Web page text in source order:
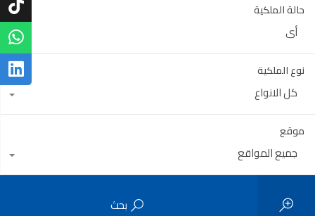
حالة الملكية
أي
نوع الملكية
كل الانواع
موقع
جميع المواقع
بحث